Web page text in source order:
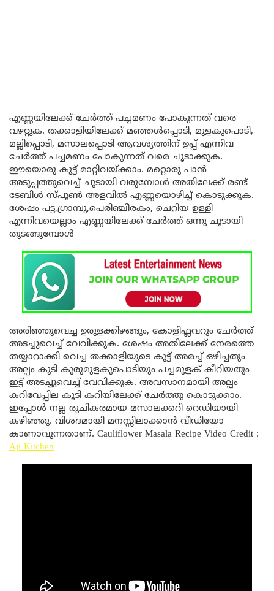
എണ്ണയിലേക്ക് ചേർത്ത് പച്ചമണം പോകുന്നത് വരെ
വഴറ്റുക. തക്കാളിയിലേക്ക് മഞ്ഞൾപ്പൊടി, മുളകുപൊടി,
മല്ലിപ്പൊടി, മസാലപ്പൊടി ആവശ്യത്തിന് ഉപ്പ് എന്നിവ
ചേർത്ത് പച്ചമണം പോകുന്നത് വരെ ചൂടാക്കുക.
ഈയൊരു കൂട്ട് മാറ്റിവയ്ക്കാം. മറ്റൊരു പാൻ
അടുപ്പത്തുവെച്ച് ചൂടായി വരുമ്പോൾ അതിലേക്ക് രണ്ട്
ടേബിൾ സ്പൂൺ അളവിൽ എണ്ണയൊഴിച്ച് കൊടുക്കുക.
ശേഷം പട്ട,ഗ്രാമ്പു,പെരിഞ്ചീരകം, ചെറിയ ഉള്ളി
എന്നിവയെല്ലാം എണ്ണയിലേക്ക് ചേർത്ത് ഒന്നു ചൂടായി
തുടങ്ങുമ്പോൾ
അരിഞ്ഞുവെച്ച ഉരുളക്കിഴങ്ങും, കോളിഫ്ലവറും ചേർത്ത്
അടച്ചുവെച്ച് വേവിക്കുക. ശേഷം അതിലേക്ക് നേരത്തെ
തയ്യാറാക്കി വെച്ച തക്കാളിയുടെ കൂട്ട് അരച്ച് ഒഴിച്ചതും
അല്പം കൂടി കുരുമുളകുപൊടിയും പച്ചമുളക് കീറിയതും
ഇട്ട് അടച്ചുവെച്ച് വേവിക്കുക. അവസാനമായി അല്പം
കറിവേപ്പില കൂടി കറിയിലേക്ക് ചേർത്തു കൊടുക്കാം.
ഇപ്പോൾ നല്ല രുചികരമായ മസാലക്കറി റെഡിയായി
കഴിഞ്ഞു. വിശദമായി മനസ്സിലാക്കാൻ വീഡിയോ
കാണാവുന്നതാണ്. Cauliflower Masala Recipe Video Credit :
Aji Kitchen